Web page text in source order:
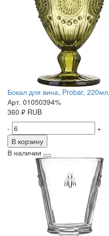
Бокал для вина, Probar,
Арт. 01050394%
360 ₽ RUB
-
+
В корзину
В наличии